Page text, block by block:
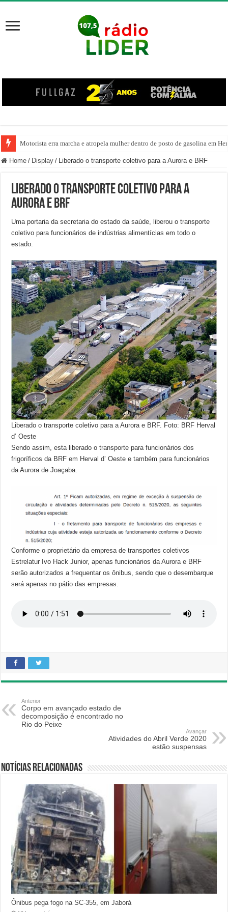
Motorista erra marcha e atropela mulher dentro de posto de gasolina em
Home / Display / Liberado o transporte coletivo para a Aurora e BRF
Liberado o transporte coletivo para a
Aurora e BRF
Uma portaria da secretaria do estado da saúde, liberou o transporte
coletivo para funcionários de indústrias alimentícias em todo o
estado.
Liberado o transporte coletivo para a Aurora e BRF. Foto: BRF Herval
d’ Oeste
Sendo assim, esta liberado o transporte para funcionários dos
frigoríficos da BRF em Herval d’ Oeste e também para funcionários
da Aurora de Joaçaba.
Conforme o proprietário da empresa de transportes coletivos
Estrelatur Ivo Hack Junior, apenas funcionários da Aurora e BRF
serão autorizados a frequentar os ônibus, sendo que o desembarque
será apenas no pátio das empresas.
Anterior
Corpo em avançado estado de
decomposição é encontrado no
Rio do Peixe
Avançar
Atividades do Abril Verde 2020
estão suspensas
Notícias relacionadas
Ônibus pega fogo na SC-355, em Jaborá